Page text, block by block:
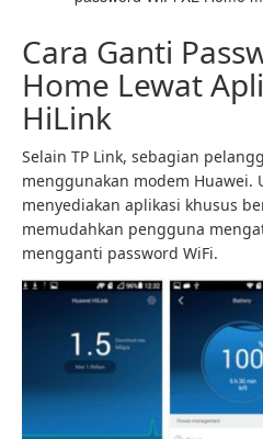
Cara Ganti
Home Lewat
HiLink
Selain TP Link, sebagian
menggunakan modem Huawei.
menyediakan aplikasi khusus
memudahkan pengguna
mengganti password WiFi.